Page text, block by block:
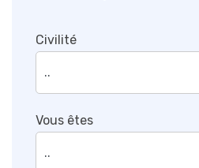
Civilité
Vous êtes